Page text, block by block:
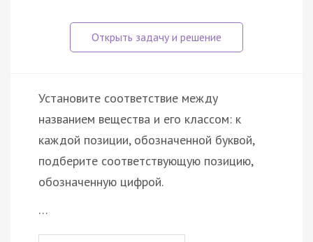
Установите соответствие между
названием вещества и его классом: к
каждой позиции, обозначенной буквой,
подберите соответствующую позицию,
обозначенную цифрой.
…